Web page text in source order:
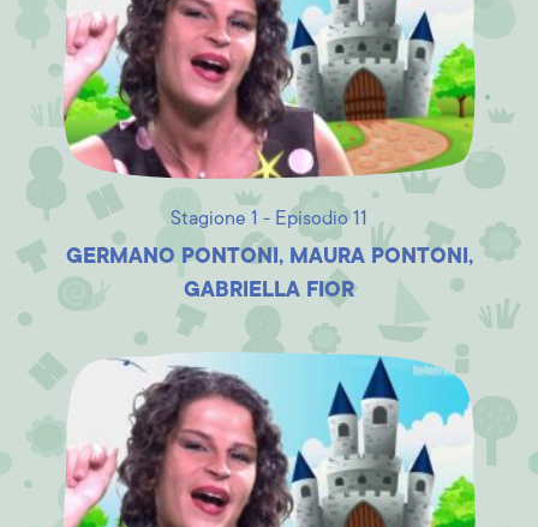
Stagione 1 - Episodio 11
GERMANO PONTONI, MAURA PONTONI,
GABRIELLA FIOR